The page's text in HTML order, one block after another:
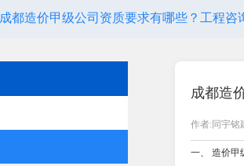
成都造价甲级公司资质要求有哪些？工程咨
成都造
作者:同宇铭
一、 造价甲